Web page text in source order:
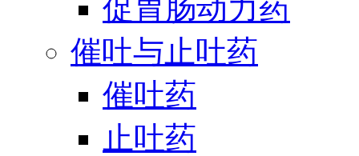
促胃肠动力药
催吐与止吐药
催吐药
止吐药